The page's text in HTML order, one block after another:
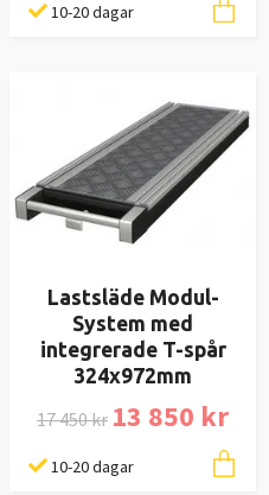
10-20 dagar
Lastsläde Modul-
System med
integrerade T-spår
324x972mm
17 450 kr 13 850 kr
10-20 dagar